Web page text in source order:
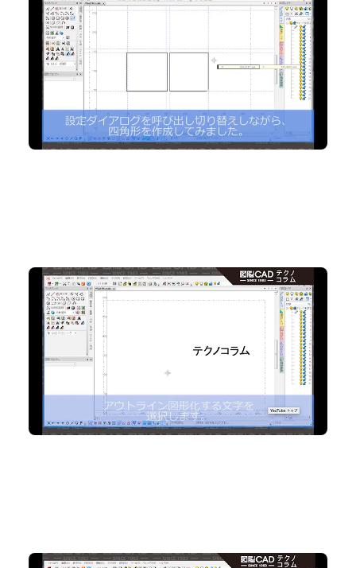
No.94 設定ダイアログを立ち上げず『プロパティ表
示』でワンタッチ切替！
2D CAD
No.93 知っていると便利！ 文字を図形化して効率よく
図面作図